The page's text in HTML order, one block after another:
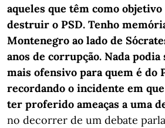
aqueles que têm como
destruir o PSD. Tenho
Montenegro ao lado de
anos de corrupção. Nada
mais ofensivo para quem é do
recordando o incidente em
ter proferido ameaças a uma
no decorrer de um debate